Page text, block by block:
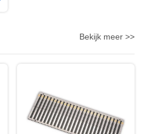
Bekijk meer >>